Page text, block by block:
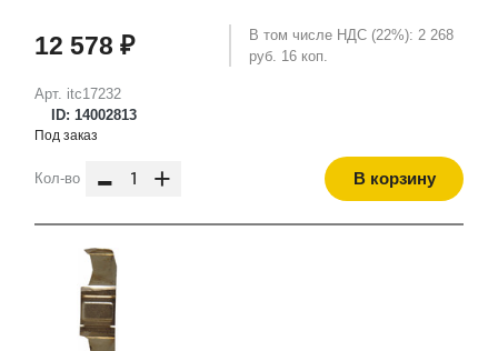
Арт. itc17232
ID: 14002813
12 578 ₽
В том числе НДС (22%): 2 268
руб. 16 коп.
Под заказ
Кол-во - + В корзину